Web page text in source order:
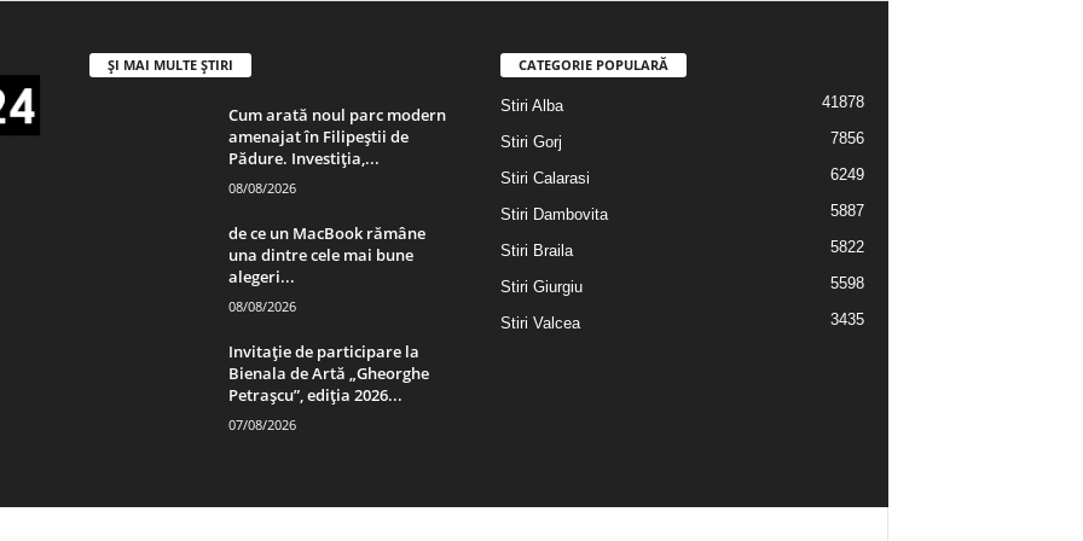
ȘI MAI MULTE ȘTIRI
Cum arată noul parc modern
amenajat în Filipeștii de
Pădure. Investiția,...
08/08/2026
de ce un MacBook rămâne
una dintre cele mai bune
alegeri...
08/08/2026
Invitație de participare la
Bienala de Artă „Gheorghe
Petrașcu”, ediția 2026...
07/08/2026
CATEGORIE POPULARĂ
Stiri Alba 41878
Stiri Gorj 7856
Stiri Calarasi 6249
Stiri Dambovita 5887
Stiri Braila 5822
Stiri Giurgiu 5598
Stiri Valcea 3435